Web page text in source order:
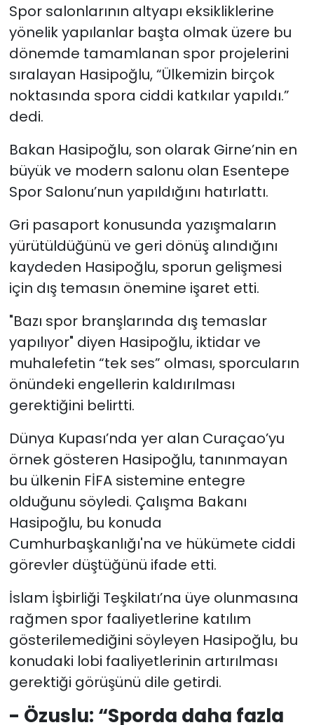
Spor salonlarının altyapı eksikliklerine
yönelik yapılanlar başta olmak üzere bu
dönemde tamamlanan spor projelerini
sıralayan Hasipoğlu, “Ülkemizin birçok
noktasında spora ciddi katkılar yapıldı.”
dedi.
Bakan Hasipoğlu, son olarak Girne’nin en
büyük ve modern salonu olan Esentepe
Spor Salonu’nun yapıldığını hatırlattı.
Gri pasaport konusunda yazışmaların
yürütüldüğünü ve geri dönüş alındığını
kaydeden Hasipoğlu, sporun gelişmesi
için dış temasın önemine işaret etti.
"Bazı spor branşlarında dış temaslar
yapılıyor" diyen Hasipoğlu, iktidar ve
muhalefetin “tek ses” olması, sporcuların
önündeki engellerin kaldırılması
gerektiğini belirtti.
Dünya Kupası’nda yer alan Curaçao’yu
örnek gösteren Hasipoğlu, tanınmayan
bu ülkenin FİFA sistemine entegre
olduğunu söyledi. Çalışma Bakanı
Hasipoğlu, bu konuda
Cumhurbaşkanlığı'na ve hükümete ciddi
görevler düştüğünü ifade etti.
İslam İşbirliği Teşkilatı’na üye olunmasına
rağmen spor faaliyetlerine katılım
gösterilemediğini söyleyen Hasipoğlu, bu
konudaki lobi faaliyetlerinin artırılması
gerektiği görüşünü dile getirdi.
- Özuslu: “Sporda daha fazla